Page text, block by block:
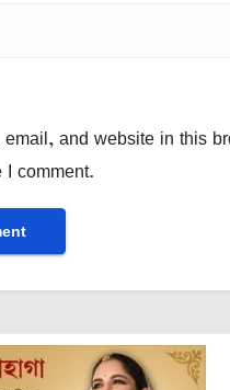
and website in this
I comment.